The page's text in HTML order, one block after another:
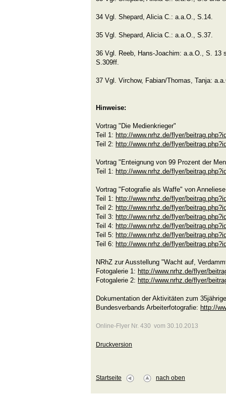
34 Vgl. Shepard, Alicia C.: a.a.O., S.14.
35 Vgl. Shepard, Alicia C.: a.a.O., S.37.
36 Vgl. Reeb, Hans-Joachim: a.a.O., S. 13
S.309ff.
37 Vgl. Virchow, Fabian/Thomas, Tanja:
Hinweise:
Vortrag "Die Medienkrieger"
Teil 1: http://www.nrhz.de/flyer/
Teil 2: http://www.nrhz.de/flyer/
Vortrag "Enteignung von 99 Prozent der
Teil 1: http://www.nrhz.de/flyer/
Vortrag "Fotografie als Waffe" von
Teil 1: http://www.nrhz.de/flyer/
Teil 2: http://www.nrhz.de/flyer/
Teil 3: http://www.nrhz.de/flyer/
Teil 4: http://www.nrhz.de/flyer/
Teil 5: http://www.nrhz.de/flyer/
Teil 6: http://www.nrhz.de/flyer/
NRhZ zur Ausstellung "Wacht auf,
Fotogalerie 1: http://www.nrhz.de/flyer/
Fotogalerie 2: http://www.nrhz.de/flyer/
Dokumentation der Aktivitäten zum
Bundesverbands Arbeiterfotografie: http://
Online-Flyer Nr. 430 vom 30.10.2013
Druckversion
Startseite nach oben